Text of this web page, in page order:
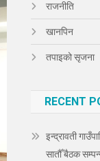
राजनीति
खानपिन
तपाइको सृजना
RECENT
इन्द्रावती
सातौँ बैठक